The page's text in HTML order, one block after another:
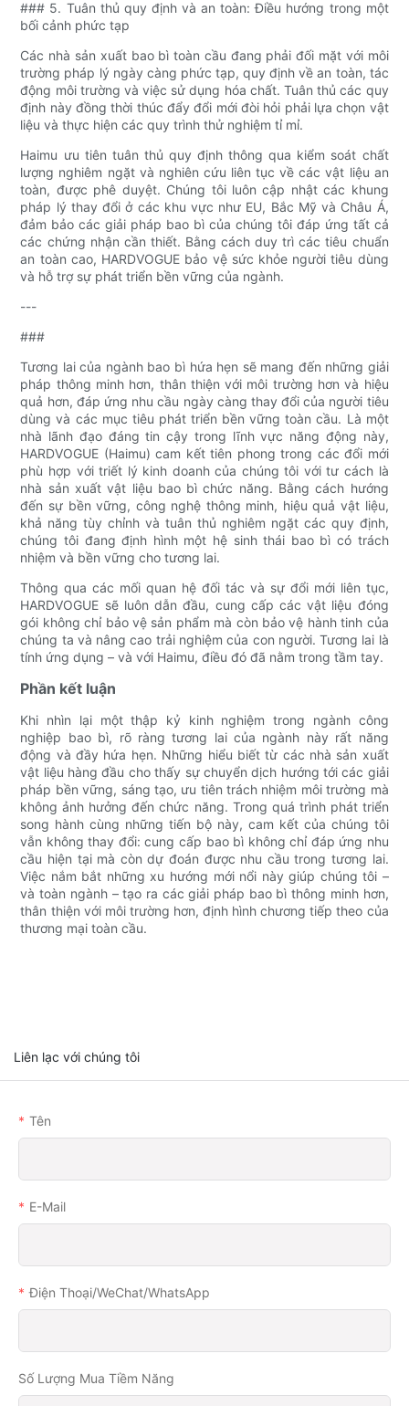
### 5. Tuân thủ quy định và an toàn: Điều hướng trong một
bối cảnh phức tạp
Các nhà sản xuất bao bì toàn cầu đang phải đối mặt với môi
trường pháp lý ngày càng phức tạp, quy định về an toàn, tác
động môi trường và việc sử dụng hóa chất. Tuân thủ các quy
định này đồng thời thúc đẩy đổi mới đòi hỏi phải lựa chọn vật
liệu và thực hiện các quy trình thử nghiệm tỉ mỉ.
Haimu ưu tiên tuân thủ quy định thông qua kiểm soát chất
lượng nghiêm ngặt và nghiên cứu liên tục về các vật liệu an
toàn, được phê duyệt. Chúng tôi luôn cập nhật các khung
pháp lý thay đổi ở các khu vực như EU, Bắc Mỹ và Châu Á,
đảm bảo các giải pháp bao bì của chúng tôi đáp ứng tất cả
các chứng nhận cần thiết. Bằng cách duy trì các tiêu chuẩn
an toàn cao, HARDVOGUE bảo vệ sức khỏe người tiêu dùng
và hỗ trợ sự phát triển bền vững của ngành.
---
###
Tương lai của ngành bao bì hứa hẹn sẽ mang đến những giải
pháp thông minh hơn, thân thiện với môi trường hơn và hiệu
quả hơn, đáp ứng nhu cầu ngày càng thay đổi của người tiêu
dùng và các mục tiêu phát triển bền vững toàn cầu. Là một
nhà lãnh đạo đáng tin cậy trong lĩnh vực năng động này,
HARDVOGUE (Haimu) cam kết tiên phong trong các đổi mới
phù hợp với triết lý kinh doanh của chúng tôi với tư cách là
nhà sản xuất vật liệu bao bì chức năng. Bằng cách hướng
đến sự bền vững, công nghệ thông minh, hiệu quả vật liệu,
khả năng tùy chỉnh và tuân thủ nghiêm ngặt các quy định,
chúng tôi đang định hình một hệ sinh thái bao bì có trách
nhiệm và bền vững cho tương lai.
Thông qua các mối quan hệ đối tác và sự đổi mới liên tục,
HARDVOGUE sẽ luôn dẫn đầu, cung cấp các vật liệu đóng
gói không chỉ bảo vệ sản phẩm mà còn bảo vệ hành tinh của
chúng ta và nâng cao trải nghiệm của con người. Tương lai là
tính ứng dụng – và với Haimu, điều đó đã nằm trong tầm tay.
Phần kết luận
Khi nhìn lại một thập kỷ kinh nghiệm trong ngành công
nghiệp bao bì, rõ ràng tương lai của ngành này rất năng
động và đầy hứa hẹn. Những hiểu biết từ các nhà sản xuất
vật liệu hàng đầu cho thấy sự chuyển dịch hướng tới các giải
pháp bền vững, sáng tạo, ưu tiên trách nhiệm môi trường mà
không ảnh hưởng đến chức năng. Trong quá trình phát triển
song hành cùng những tiến bộ này, cam kết của chúng tôi
vẫn không thay đổi: cung cấp bao bì không chỉ đáp ứng nhu
cầu hiện tại mà còn dự đoán được nhu cầu trong tương lai.
Việc nắm bắt những xu hướng mới nổi này giúp chúng tôi –
và toàn ngành – tạo ra các giải pháp bao bì thông minh hơn,
thân thiện với môi trường hơn, định hình chương tiếp theo của
thương mại toàn cầu.
Liên lạc với chúng tôi
Tên
E-Mail
Điện Thoại/WeChat/WhatsApp
Số Lượng Mua Tiềm Năng